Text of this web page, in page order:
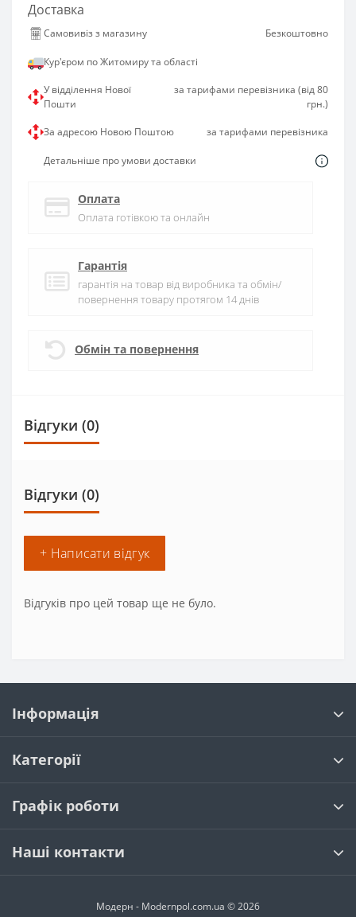
Доставка
Самовивіз з магазину Безкоштовно
Кур'єром по Житомиру та області
У відділення Нової
Пошти
за тарифами перевізника (від 80
грн.)
За адресою Новою Поштою за тарифами перевізника
Детальніше про умови доставки
Оплата
Оплата готівкою та онлайн
Гарантія
гарантія на товар від виробника та обмін/
повернення товару протягом 14 днів
Обмін та повернення
Відгуки (0)
Відгуки (0)
+ Написати відгук
Відгуків про цей товар ще не було.
Інформація
Категорії
Графік роботи
Наші контакти
Модерн - Modernpol.com.ua © 2026